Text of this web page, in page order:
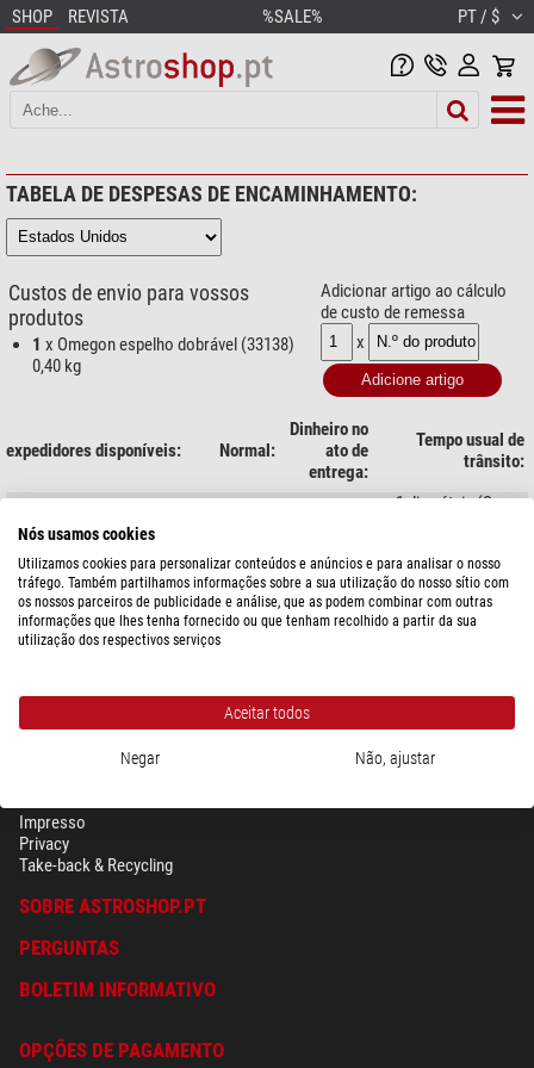
SHOP REVISTA %SALE% PT / $
TABELA DE DESPESAS DE ENCAMINHAMENTO:
Custos de envio para vossos
produtos
1 x Omegon espelho dobrável (33138)
0,40 kg
Adicionar artigo ao cálculo
de custo de remessa
x
expedidores disponíveis: Normal:
Dinheiro no
ato de
entrega:
Tempo usual de
trânsito:
1 dias úteis (Seg-
Mostrar a visão geral completa de custos de envio dependendo do peso
da embalagem para o país selecionado acima.
Impresso
Privacy
Take-back & Recycling
SOBRE ASTROSHOP.PT
PERGUNTAS
BOLETIM INFORMATIVO
OPÇÕES DE PAGAMENTO
Nós usamos cookies
Utilizamos cookies para personalizar conteúdos e anúncios e para analisar o nosso
tráfego. Também partilhamos informações sobre a sua utilização do nosso sítio com
os nossos parceiros de publicidade e análise, que as podem combinar com outras
informações que lhes tenha fornecido ou que tenham recolhido a partir da sua
utilização dos respectivos serviços
Aceitar todos
Negar Não, ajustar